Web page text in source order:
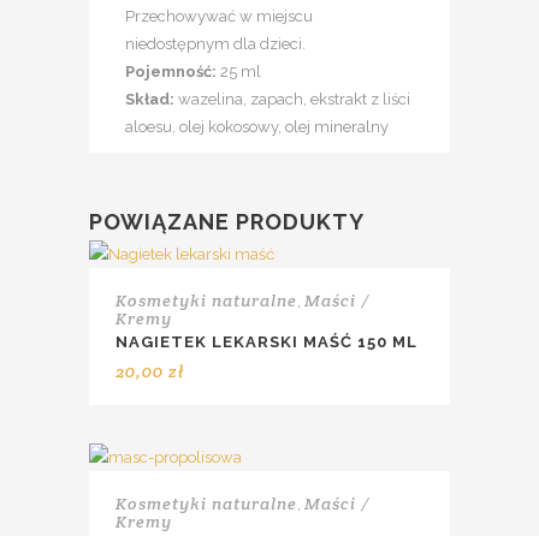
Przechowywać w miejscu
niedostępnym dla dzieci.
Pojemność: 25 ml
Skład: wazelina, zapach, ekstrakt z liści
aloesu, olej kokosowy, olej mineralny
POWIĄZANE PRODUKTY
Kosmetyki naturalne Maści /
Kremy
NAGIETEK LEKARSKI MAŚĆ 150 ML
20,00 zł
Kosmetyki naturalne Maści /
Kremy